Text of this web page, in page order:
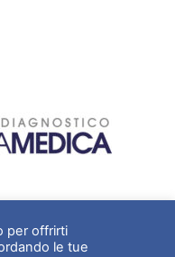
per offrirti
le tue